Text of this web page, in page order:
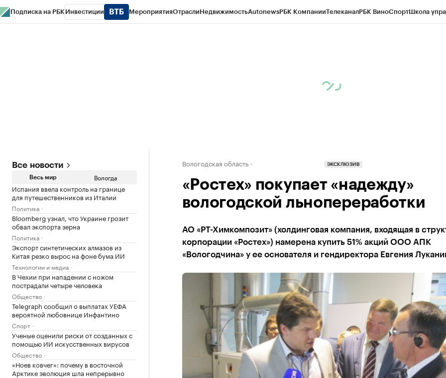
Подписка на РБК Инвестиции МероприятияОтраслиНедвижимостьAutonewsРБК КомпанииТелеканалРБК ВиноСпортШкола
Все новости
Весь мир Вологда
Испания ввела контроль на границе
для путешественников из Италии
Политика
Bloomberg узнал, что Украине грозит
обвал экспорта зерна
Политика
Экспорт синтетических алмазов из
Китая резко вырос на фоне бума ИИ
Технологии и медиа
В Чехии при нападении с ножом
пострадали четыре человека
Общество
Telegraph сообщил о выплатах УЕФА
вероятной любовнице Инфантино
Спорт
Ученые оценили риски от созданных с
помощью ИИ искусственных вирусов
Общество
«Ноев ковчег»: почему в восточной
Арктике эволюция шла непрерывно
Вологодская область ЭКСКЛЮЗИВ
«Ростех» покупает «надежду»
вологодской льнопереработки
АО «РТ-Химкомпозит» (холдинговая компания, входящая в
корпорации «Ростех») намерена купить 51% акций ООО АПК
«Вологодчина» у ее основателя и гендиректора Евгения